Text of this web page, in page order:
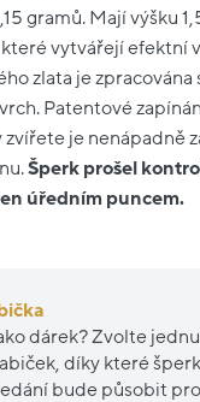
gramů. Mají výšku
které vytvářejí efektní
zlata je zpracována
Patentové
je nenápadně
Šperk prošel
úředním puncem.
dárek? Zvolte jednu
díky které
bude působit